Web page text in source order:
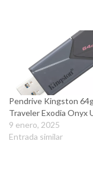
Pendrive Kingston
Traveler Exodia Onyx
9 enero, 2025
Entrada similar